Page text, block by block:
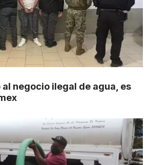
negocio ilegal de agua, es